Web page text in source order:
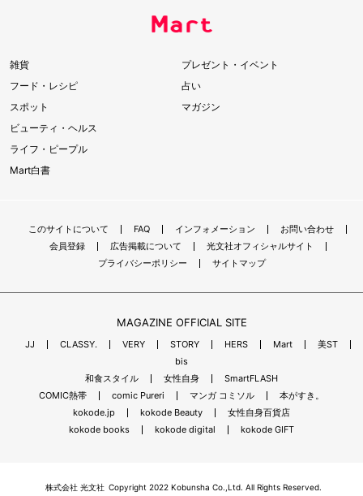
雑貨
フード・レシピ
スポット
ビューティ・ヘルス
ライフ・ピープル
Mart白書
プレゼント・イベント
占い
マガジン
このサイトについて FAQ インフォメーション
お問い合わせ
会員登録
広告掲載について
光文社オフィシャルサイト
プライバシーポリシー
サイトマップ
MAGAZINE OFFICIAL SITE
JJ CLASSY. VERY STORY HERS Mart
美ST
bis
和食スタイル
女性自身
SmartFLASH
COMIC熱帯
comic Pureri マンガ コミソル
本がすき。
kokode.jp
kokode Beauty
女性自身百貨店
kokode books
kokode digital kokode GIFT
株式会社 光文社 Copyright 2022 Kobunsha Co.,Ltd. All Rights Reserved.